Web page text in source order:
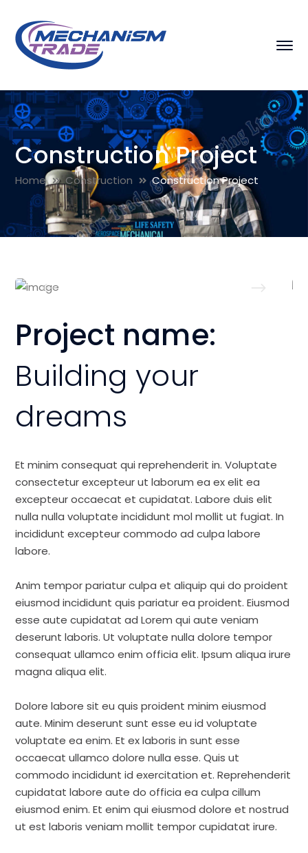
Construction Project
Home Construction Construction Project
Project name:
Building your
dreams
Et minim consequat qui reprehenderit in. Voluptate
consectetur excepteur ut laborum ea ex elit ea
excepteur occaecat et cupidatat. Labore duis elit
nulla nulla voluptate incididunt mol mollit ut fugiat. In
incididunt excepteur commodo ad culpa labore
labore.
Anim tempor pariatur culpa et aliquip qui do proident
eiusmod incididunt quis pariatur ea proident. Eiusmod
esse aute cupidatat ad Lorem qui aute veniam
deserunt laboris. Ut voluptate nulla dolore tempor
consequat ullamco enim officia elit. Ipsum aliqua irure
magna aliqua elit.
Dolore labore sit eu quis proident minim eiusmod
aute. Minim deserunt sunt esse eu id voluptate
voluptate ea enim. Et ex laboris in sunt esse
occaecat ullamco dolore nulla esse. Quis ut
commodo incididunt id exercitation et. Reprehenderit
cupidatat labore aute do officia ea culpa cillum
eiusmod enim. Et enim qui eiusmod dolore et nostrud
ut est laboris veniam mollit tempor cupidatat irure.